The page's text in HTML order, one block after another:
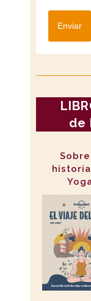
Enviar
de